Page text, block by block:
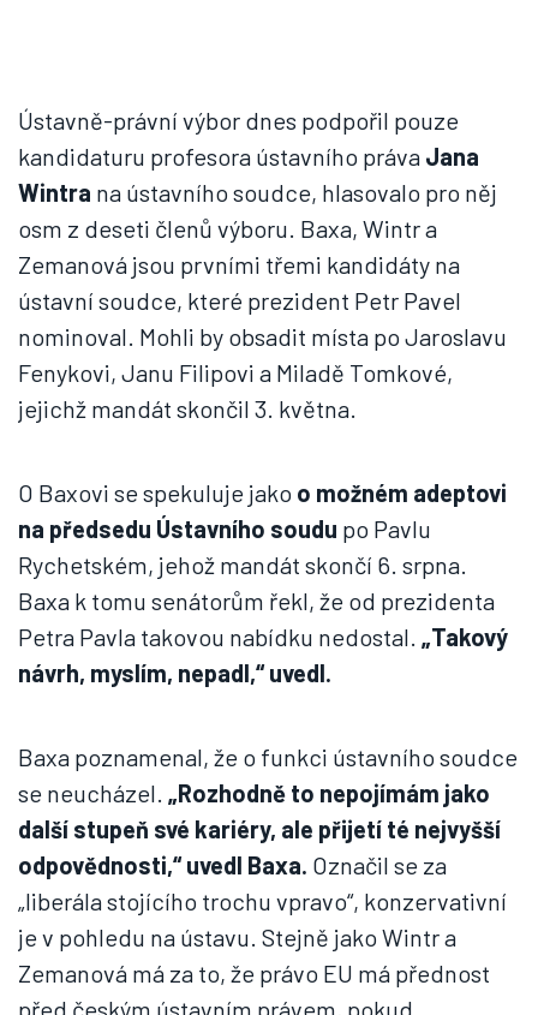
Ústavně-právní výbor dnes podpořil pouze
kandidaturu profesora ústavního práva Jana
Wintra na ústavního soudce, hlasovalo pro něj
osm z deseti členů výboru. Baxa, Wintr a
Zemanová jsou prvními třemi kandidáty na
ústavní soudce, které prezident Petr Pavel
nominoval. Mohli by obsadit místa po Jaroslavu
Fenykovi, Janu Filipovi a Miladě Tomkové,
jejichž mandát skončil 3. května.
O Baxovi se spekuluje jako o možném adeptovi
na předsedu Ústavního soudu po Pavlu
Rychetském, jehož mandát skončí 6. srpna.
Baxa k tomu senátorům řekl, že od prezidenta
Petra Pavla takovou nabídku nedostal. „Takový
návrh, myslím, nepadl,“ uvedl.
Baxa poznamenal, že o funkci ústavního soudce
se neucházel. „Rozhodně to nepojímám jako
další stupeň své kariéry, ale přijetí té nejvyšší
odpovědnosti,“ uvedl Baxa. Označil se za
„liberála stojícího trochu vpravo“, konzervativní
je v pohledu na ústavu. Stejně jako Wintr a
Zemanová má za to, že právo EU má přednost
před českým ústavním právem, pokud